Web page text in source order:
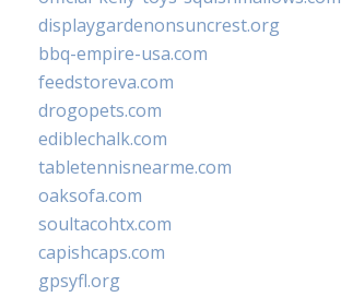
displaygardenonsuncrest.org
bbq-empire-usa.com
feedstoreva.com
drogopets.com
ediblechalk.com
tabletennisnearme.com
oaksofa.com
soultacohtx.com
capishcaps.com
gpsyfl.org